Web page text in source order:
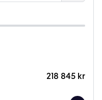
218 845 kr